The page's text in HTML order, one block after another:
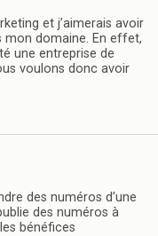
et j’aimerais avoir
mon domaine. En effet,
une entreprise de
voulons donc avoir
des numéros d’une
des numéros à
bénéfices